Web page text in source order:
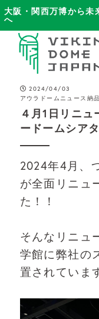
大阪・関西万博から未
へ
2024/04/03
アウラドーム ニュース 納
４月1日リニ
ードームシア
2024年4月、
が全面リニュ
た！！
そんなリニュ
学館に弊社の
置されていま